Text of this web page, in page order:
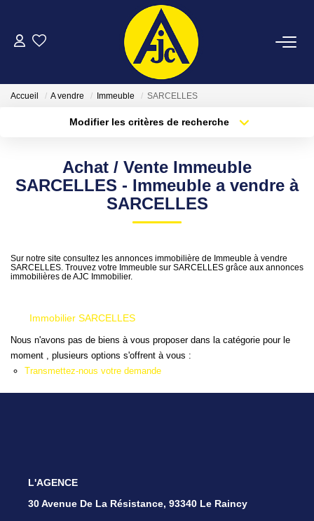
ACHETER
FAIRE GÉRER
CONTACT
Accueil A vendre Immeuble SARCELLES
Modifier les critères de recherche
Sélectionnez...
Type de bien
Surface min
Achat / Vente Immeuble
SARCELLES - Immeuble a vendre à
SARCELLES
Sur notre site consultez les annonces immobilière de Immeuble à vendre
SARCELLES. Trouvez votre Immeuble sur SARCELLES grâce aux annonces
immobilières de AJC Immobilier.
Immobilier SARCELLES
Nous n'avons pas de biens à vous proposer dans la catégorie pour le
moment , plusieurs options s'offrent à vous :
Transmettez-nous votre demande
L'AGENCE
30 Avenue De La Résistance, 93340 Le Raincy